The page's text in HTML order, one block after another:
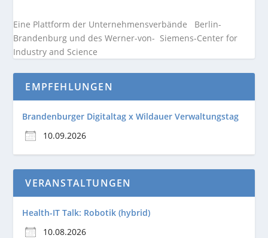
Eine Plattform der Unternehmensverbände Berlin-
Brandenburg und des Werner-von- Siemens-Center for
Industry and Science
EMPFEHLUNGEN
Brandenburger Digitaltag x Wildauer Verwaltungstag
10.09.2026
VERANSTALTUNGEN
Health-IT Talk: Robotik (hybrid)
10.08.2026